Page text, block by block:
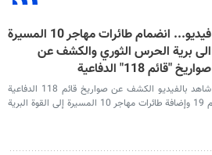
فيديو... انضمام طائرات مهاجر 10 المسيرة
الى برية الحرس الثوري والكشف عن
صواريخ "قائم 118" الدفاعية
شاهد بالفيديو الكشف عن صواريخ قائم 118 الدفاعية
في مناورات الرسول الأعظم 19 وإضافة طائرات مهاجر 10 المسيرة إلى القوة البرية